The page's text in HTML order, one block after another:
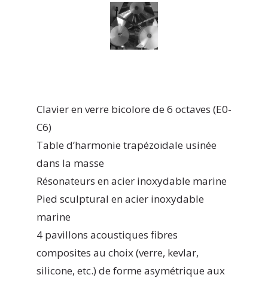
Clavier en verre bicolore de 6 octaves (E0-
C6)
Table d’harmonie trapézoïdale usinée
dans la masse
Résonateurs en acier inoxydable marine
Pied sculptural en acier inoxydable
marine
4 pavillons acoustiques fibres
composites au choix (verre, kevlar,
silicone, etc.) de forme asymétrique aux